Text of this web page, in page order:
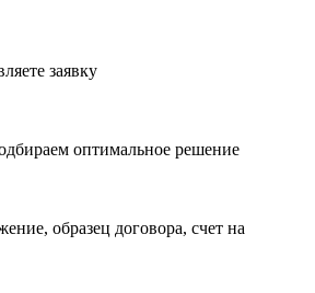
заявку
оптимальное решение
образец договора, счет на